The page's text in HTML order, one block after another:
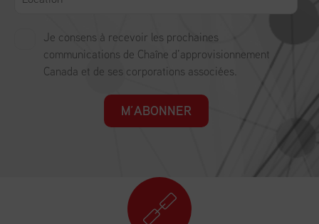
Je consens à recevoir les prochaines
communications de Chaîne d’approvisionnement
Canada et de ses corporations associées.
M’ABONNER